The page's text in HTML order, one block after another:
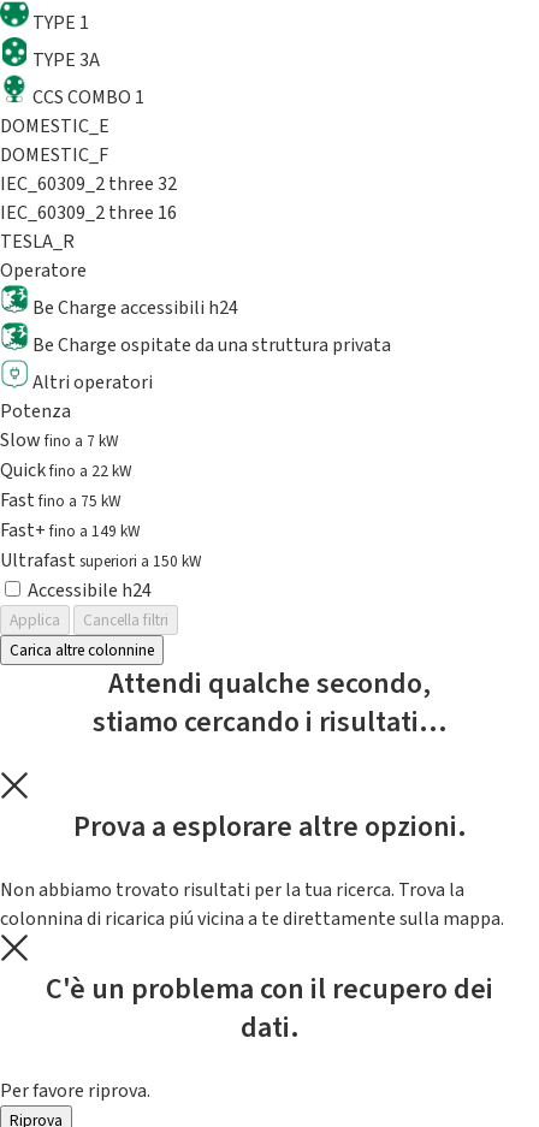
TYPE 1
TYPE 3A
CCS COMBO 1
DOMESTIC_E
DOMESTIC_F
IEC_60309_2 three 32
IEC_60309_2 three 16
TESLA_R
Operatore
Be Charge accessibili h24
Be Charge ospitate da una struttura privata
Altri operatori
Potenza
Slowfino a 7 kW
Quickfino a 22 kW
Fastfino a 75 kW
Fast+fino a 149 kW
Ultrafast superiori a 150 kW
Accessibile h24
Applica
Cancella filtri
Carica altre colonnine
Attendi qualche secondo,
stiamo cercando i risultati...
Prova a esplorare altre opzioni.
Non abbiamo trovato risultati per la tua ricerca. Trova la
colonnina di ricarica piú vicina a te direttamente sulla mappa.
C'è un problema con il recupero dei
dati.
Per favore riprova.
Riprova